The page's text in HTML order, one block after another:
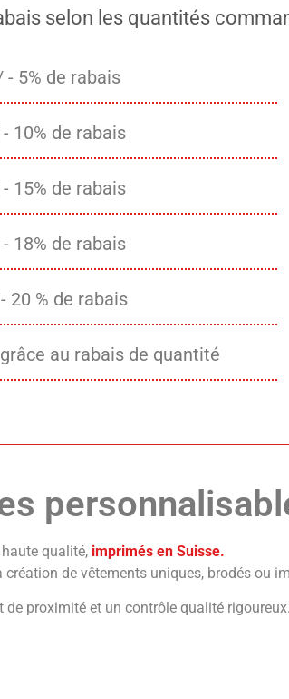
selon les quantités
- 5% de rabais
10% de rabais
15% de rabais
18% de rabais
20 % de rabais
au rabais de quantité
qualité, imprimés en Suisse.
de vêtements uniques, brodés ou
proximité et un contrôle qualité rigoureux.